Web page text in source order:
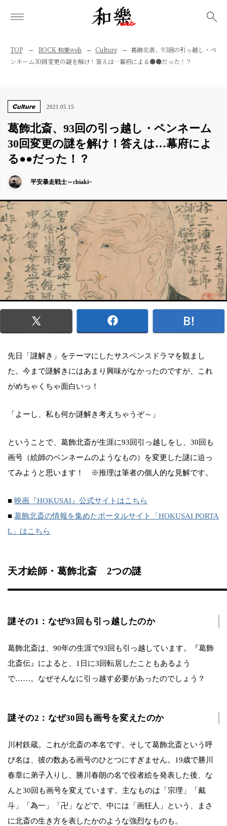
TOP ROCK 和樂web Culture
葛飾北斎、93回の引っ越し・ペ
ンネーム30回変更の謎を解け！答えは…幕府による●●だった！？
Culture 2021.05.15
葛飾北斎、93回の引っ越し・ペンネーム
30回変更の謎を解け！答えは…幕府によ
る●●だった！？
平安暴走戦士～chiaki~
先日「謎解き」をテーマにしたサスペンスドラマを観まし
た。今まで謎解きにはあまり興味がなかったのですが、これ
がめちゃくちゃ面白いっ！
「よーし、私も何か謎解き考えちゃうぞ～」
ということで、葛飾北斎が生涯に93回引っ越しをし、30回も
画号（絵師のペンネームのようなもの）を変更した謎に迫っ
てみようと思います！ ※推理は筆者の個人的な見解です。
■ 映画『HOKUSAI』公式サイトはこちら
■ 葛飾北斎の情報を集めたポータルサイト「HOKUSAI PORTA
L」はこちら
天才絵師・葛飾北斎 2つの謎
謎その1：なぜ93回も引っ越したのか
葛飾北斎は、90年の生涯で93回も引っ越しています。『葛飾
北斎伝』によると、1日に3回転居したこともあるよう
で……。なぜそんなに引っ越す必要があったのでしょう？
謎その2：なぜ30回も画号を変えたのか
川村鉄蔵。これが北斎の本名です。そして葛飾北斎という呼
び名は、彼の数ある画号のひとつにすぎません。19歳で勝川
春章に弟子入りし、勝川春朗の名で役者絵を発表した後、な
んと30回も画号を変えています。主なものは「宗理」「戴
斗」「為一」「卍」などで、中には「画狂人」という、まさ
に北斎の生き方を表したかのような強烈なものも。